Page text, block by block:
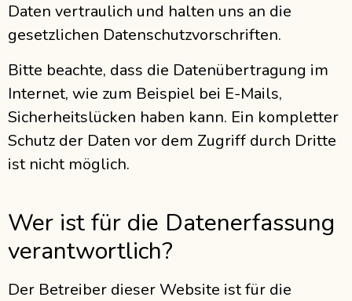
Daten vertraulich und halten uns an die
gesetzlichen Datenschutzvorschriften.
Bitte beachte, dass die Datenübertragung im
Internet, wie zum Beispiel bei E-Mails,
Sicherheitslücken haben kann. Ein kompletter
Schutz der Daten vor dem Zugriff durch Dritte
ist nicht möglich.
Wer ist für die Datenerfassung
verantwortlich?
Der Betreiber dieser Website ist für die